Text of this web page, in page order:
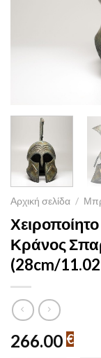
Αρχική σελίδα /
Κράνος
(28cm/
266.00 €